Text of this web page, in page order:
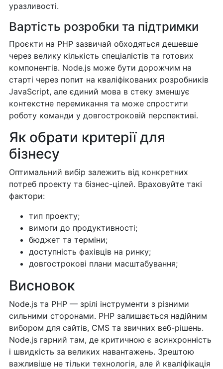
уразливості.
Вартість розробки та підтримки
Проєкти на PHP зазвичай обходяться дешевше
через велику кількість спеціалістів та готових
компонентів. Node.js може бути дорожчим на
старті через попит на кваліфікованих розробників
JavaScript, але єдиний мова в стеку зменшує
контекстне перемикання та може спростити
роботу команди у довгостроковій перспективі.
Як обрати критерії для
бізнесу
Оптимальний вибір залежить від конкретних
потреб проекту та бізнес-цілей. Враховуйте такі
фактори:
тип проекту;
вимоги до продуктивності;
бюджет та терміни;
доступність фахівців на ринку;
довгострокові плани масштабування;
Висновок
Node.js та PHP — зрілі інструменти з різними
сильними сторонами. PHP залишається надійним
вибором для сайтів, CMS та звичних веб-рішень.
Node.js гарний там, де критичною є асинхронність
і швидкість за великих навантажень. Зрештою
важливіше не тільки технологія, але й кваліфікація